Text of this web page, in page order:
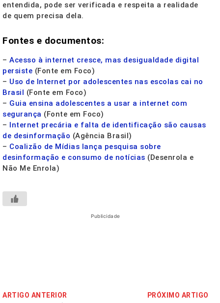
entendida, pode ser verificada e respeita a realidade
de quem precisa dela.
Fontes e documentos:
– Acesso à internet cresce, mas desigualdade digital
persiste (Fonte em Foco)
– Uso de Internet por adolescentes nas escolas cai no
Brasil (Fonte em Foco)
– Guia ensina adolescentes a usar a internet com
segurança (Fonte em Foco)
– Internet precária e falta de identificação são causas
de desinformação (Agência Brasil)
– Coalizão de Mídias lança pesquisa sobre
desinformação e consumo de notícias (Desenrola e
Não Me Enrola)
Publicidade
ARTIGO ANTERIOR PRÓXIMO ARTIGO